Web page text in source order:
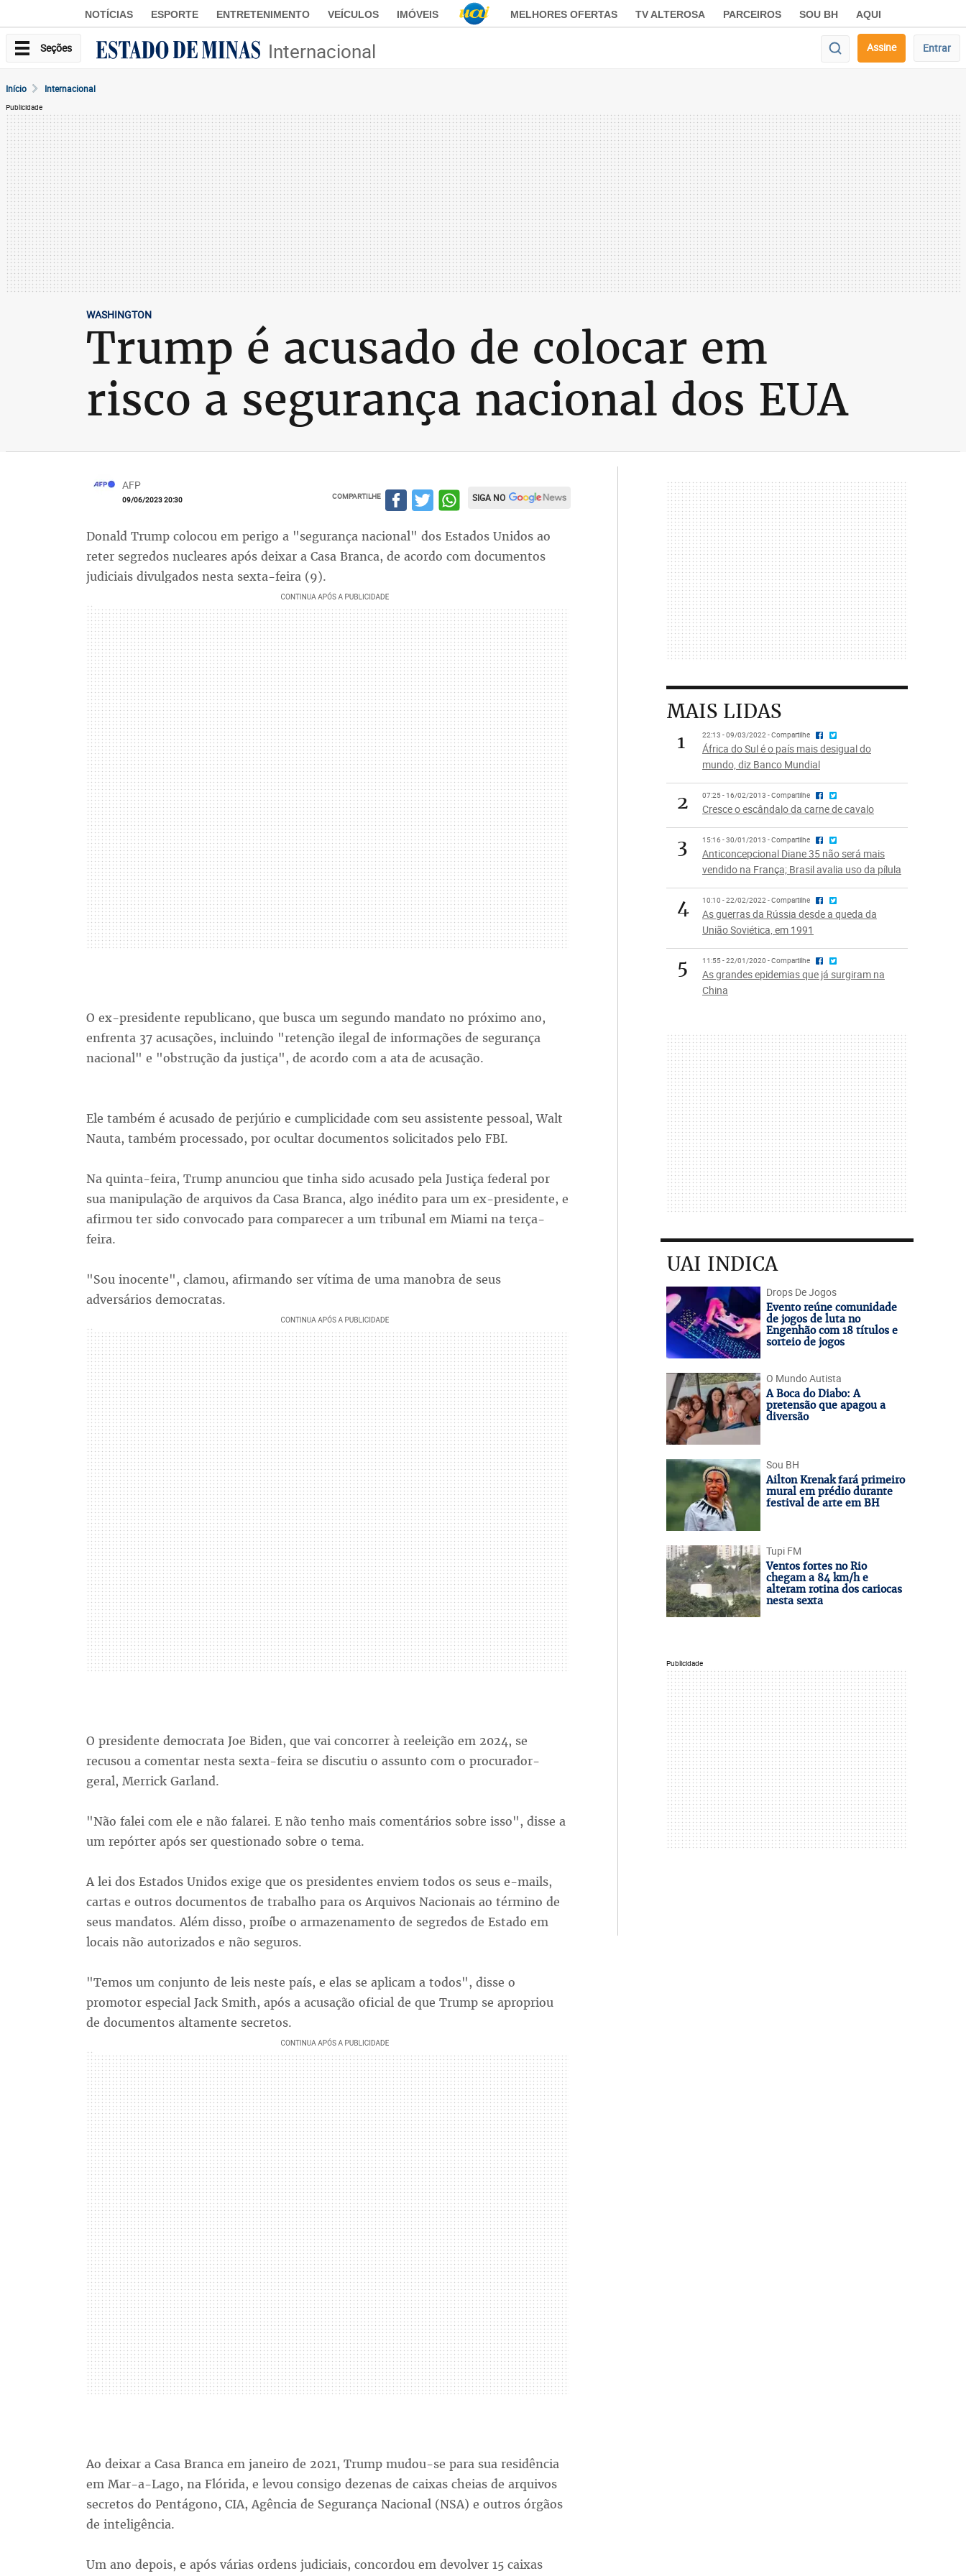
NOTÍCIAS ESPORTE ENTRETENIMENTO VEÍCULOS IMÓVEIS MELHORES OFERTAS TV ALTEROSA PARCEIROS SOU BH AQUI
Seções Internacional Assine Entrar
Início Internacional
Publicidade
WASHINGTON
Trump é acusado de colocar em
risco a segurança nacional dos EUA
AFP
09/06/2023 20:30 COMPARTILHE SIGA NO
Donald Trump colocou em perigo a "segurança nacional" dos Estados Unidos ao
reter segredos nucleares após deixar a Casa Branca, de acordo com documentos
judiciais divulgados nesta sexta-feira (9).
O ex-presidente republicano, que busca um segundo mandato no próximo ano,
enfrenta 37 acusações, incluindo "retenção ilegal de informações de segurança
nacional" e "obstrução da justiça", de acordo com a ata de acusação.
Ele também é acusado de perjúrio e cumplicidade com seu assistente pessoal, Walt
Nauta, também processado, por ocultar documentos solicitados pelo FBI.
Na quinta-feira, Trump anunciou que tinha sido acusado pela Justiça federal por
sua manipulação de arquivos da Casa Branca, algo inédito para um ex-presidente, e
afirmou ter sido convocado para comparecer a um tribunal em Miami na terça-
feira.
"Sou inocente", clamou, afirmando ser vítima de uma manobra de seus
adversários democratas.
O presidente democrata Joe Biden, que vai concorrer à reeleição em 2024, se
recusou a comentar nesta sexta-feira se discutiu o assunto com o procurador-
geral, Merrick Garland.
"Não falei com ele e não falarei. E não tenho mais comentários sobre isso", disse a
um repórter após ser questionado sobre o tema.
A lei dos Estados Unidos exige que os presidentes enviem todos os seus e-mails,
cartas e outros documentos de trabalho para os Arquivos Nacionais ao término de
seus mandatos. Além disso, proíbe o armazenamento de segredos de Estado em
locais não autorizados e não seguros.
"Temos um conjunto de leis neste país, e elas se aplicam a todos", disse o
promotor especial Jack Smith, após a acusação oficial de que Trump se apropriou
de documentos altamente secretos.
Ao deixar a Casa Branca em janeiro de 2021, Trump mudou-se para sua residência
em Mar-a-Lago, na Flórida, e levou consigo dezenas de caixas cheias de arquivos
secretos do Pentágono, CIA, Agência de Segurança Nacional (NSA) e outros órgãos
de inteligência.
Um ano depois, e após várias ordens judiciais, concordou em devolver 15 caixas
MAIS LIDAS
1
22:13 - 09/03/2022 - Compartilhe
África do Sul é o país mais desigual do
mundo, diz Banco Mundial
2 07:25 - 16/02/2013 - Compartilhe
Cresce o escândalo da carne de cavalo
3 15:16 - 30/01/2013 - Compartilhe
Anticoncepcional Diane 35 não será mais
vendido na França; Brasil avalia uso da pílula
4 10:10 - 22/02/2022 - Compartilhe
As guerras da Rússia desde a queda da
União Soviética, em 1991
5 11:55 - 22/01/2020 - Compartilhe
As grandes epidemias que já surgiram na
China
UAI INDICA
Drops De Jogos
Evento reúne comunidade
de jogos de luta no
Engenhão com 18 títulos e
sorteio de jogos
O Mundo Autista
A Boca do Diabo: A
pretensão que apagou a
diversão
Sou BH
Ailton Krenak fará primeiro
mural em prédio durante
festival de arte em BH
Tupi FM
Ventos fortes no Rio
chegam a 84 km/h e
alteram rotina dos cariocas
nesta sexta
Publicidade